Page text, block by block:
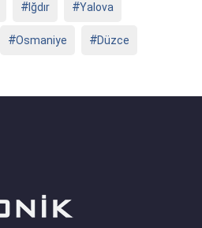
Iğdır Yalova
Osmaniye Düzce